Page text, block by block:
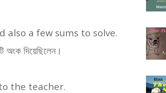
also a few sums to solve.
অংক দিয়েছিলেন।
the teacher.